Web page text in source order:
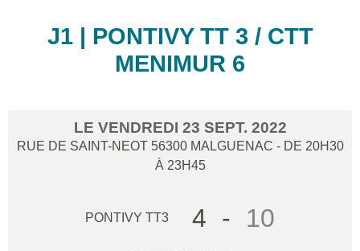
J1 | PONTIVY TT 3 / CTT
MENIMUR 6
LE VENDREDI 23 SEPT. 2022
RUE DE SAINT-NEOT 56300 MALGUENAC - DE 20H30
À 23H45
PONTIVY TT3 4 - 10